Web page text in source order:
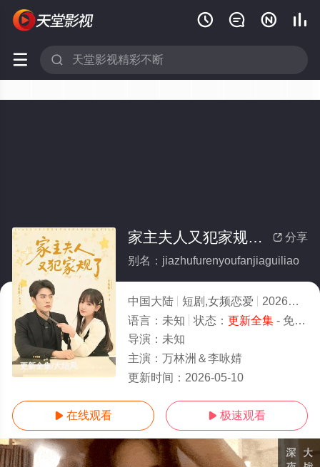
   
 
更新全集/大结局
 分享
家主夫人又犯家规了(全集)
别名：jiazhufurenyoufanjiaguiliao
中国大陆 短剧,女频恋爱 2026
9.0
语言： 未知 状态： 更新全集- 免费在线观看
导演： 未知
主演： 万林洲＆李咏婧
更新时间： 2026-05-10
 在线观看  极速观看